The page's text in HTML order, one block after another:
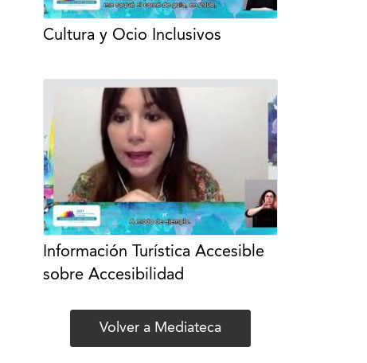
Cultura y Ocio Inclusivos
Información Turística Accesible
sobre Accesibilidad
Volver a Mediateca